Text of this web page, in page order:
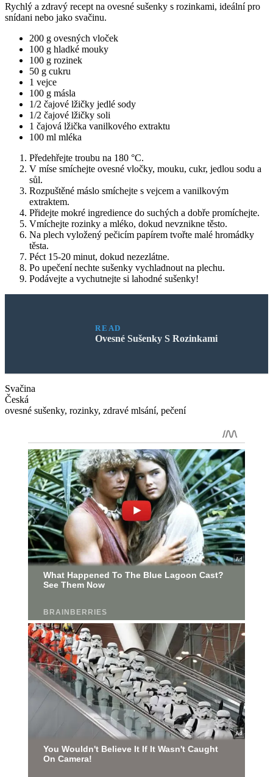
Rychlý a zdravý recept na ovesné sušenky s rozinkami, ideální pro
snídani nebo jako svačinu.
200 g ovesných vloček
100 g hladké mouky
100 g rozinek
50 g cukru
1 vejce
100 g másla
1/2 čajové lžičky jedlé sody
1/2 čajové lžičky soli
1 čajová lžička vanilkového extraktu
100 ml mléka
Předehřejte troubu na 180 °C.
V míse smíchejte ovesné vločky, mouku, cukr, jedlou sodu a
sůl.
Rozpuštěné máslo smíchejte s vejcem a vanilkovým
extraktem.
Přidejte mokré ingredience do suchých a dobře promíchejte.
Vmíchejte rozinky a mléko, dokud nevznikne těsto.
Na plech vyložený pečicím papírem tvořte malé hromádky
těsta.
Péct 15-20 minut, dokud nezezlátne.
Po upečení nechte sušenky vychladnout na plechu.
Podávejte a vychutnejte si lahodné sušenky!
READ
Ovesné Sušenky S Rozinkami
Svačina
Česká
ovesné sušenky, rozinky, zdravé mlsání, pečení